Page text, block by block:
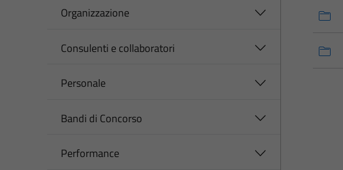
Organizzazione
Consulenti e collaboratori
Personale
Bandi di Concorso
Performance